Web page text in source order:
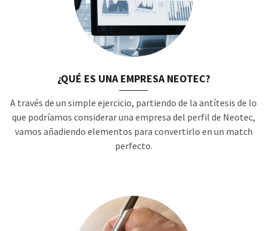
¿QUÉ ES UNA EMPRESA NEOTEC?
A través de un simple ejercicio, partiendo de la antítesis de lo
que podríamos considerar una empresa del perfil de Neotec,
vamos añadiendo elementos para convertirlo en un match
perfecto.